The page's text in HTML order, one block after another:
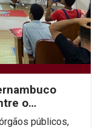
o
públicos,